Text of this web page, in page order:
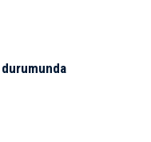
durumunda